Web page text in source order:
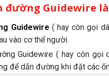
đường Guidewire
Guidewire ( hay còn gọi
vào cơ thể người.